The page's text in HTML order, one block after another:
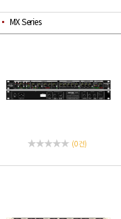
MX Series
(0 건)